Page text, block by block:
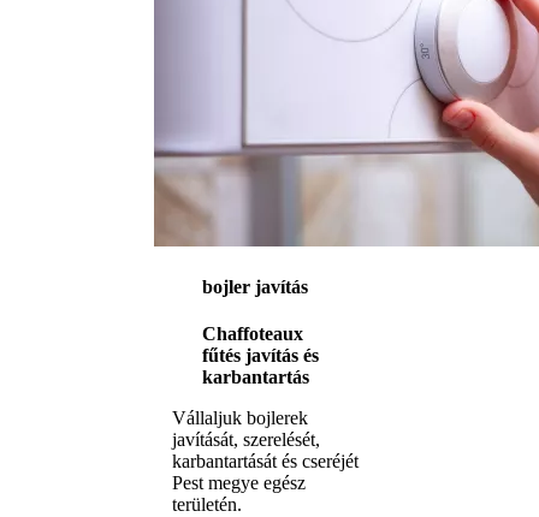
bojler javítás
Chaffoteaux
fűtés javítás és
karbantartás
Vállaljuk bojlerek
javítását, szerelését,
karbantartását és cseréjét
Pest megye egész
területén.